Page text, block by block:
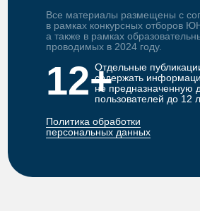
Отдельные
содержать
не предназначенную
пользователей до 12
12+
Политика обработки
персональных данных
Все материалы размещены с
в рамках конкурсных отборов
а также в рамках
проводимых в 2024 году.